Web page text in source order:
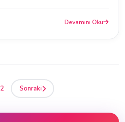
Devamını Oku
2 Sonraki